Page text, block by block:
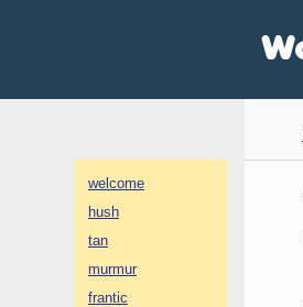
welcome
hush
tan
murmur
frantic